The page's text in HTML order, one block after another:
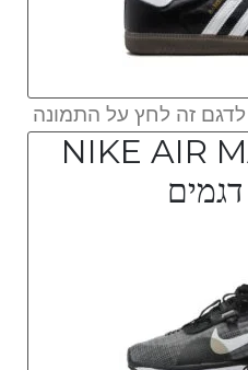
לדגם זה לחץ על התמונה
NIKE AIR